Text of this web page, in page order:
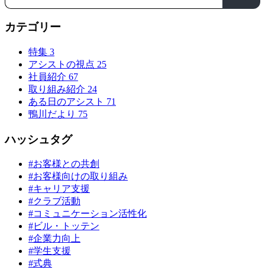
カテゴリー
特集 3
アシストの視点 25
社員紹介 67
取り組み紹介 24
ある日のアシスト 71
鴨川だより 75
ハッシュタグ
#お客様との共創
#お客様向けの取り組み
#キャリア支援
#クラブ活動
#コミュニケーション活性化
#ビル・トッテン
#企業力向上
#学生支援
#式典